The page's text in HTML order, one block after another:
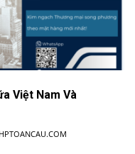
Việt Nam Và